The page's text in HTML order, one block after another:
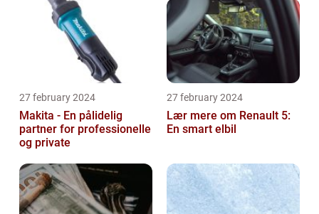
27 february 2024
Makita - En pålidelig
partner for professionelle
og private
27 february 2024
Lær mere om Renault 5:
En smart elbil